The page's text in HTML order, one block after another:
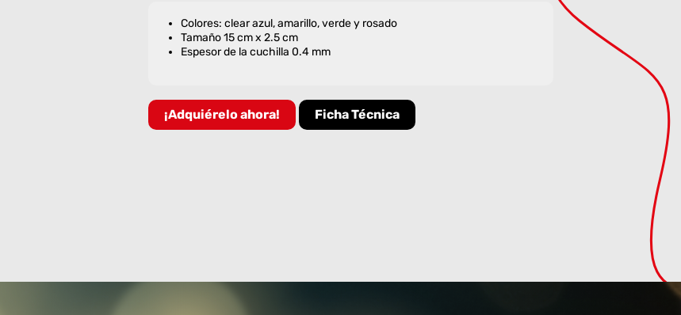
Colores: clear azul, amarillo, verde y rosado
Tamaño 15 cm x 2.5 cm
Espesor de la cuchilla 0.4 mm
¡Adquiérelo ahora! Ficha Técnica